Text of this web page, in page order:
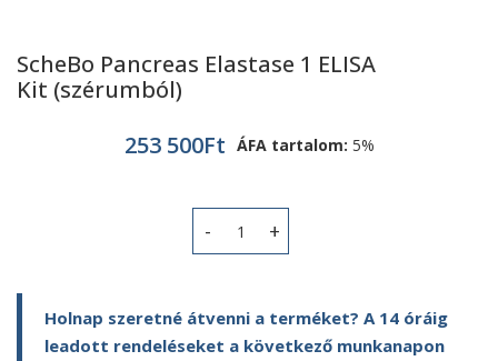
ScheBo Pancreas Elastase 1 ELISA
Kit (szérumból)
253 500Ft ÁFA tartalom: 5%
ScheBo Pancreas Elastase 1 ELISA
Holnap szeretné átvenni a terméket? A 14 óráig
leadott rendeléseket a következő munkanapon